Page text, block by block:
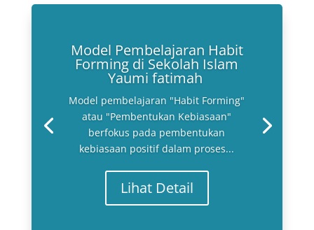
Model Pembelajaran Habit
Forming di Sekolah Islam
Yaumi fatimah
Model pembelajaran "Habit Forming"
atau "Pembentukan Kebiasaan"
berfokus pada pembentukan
kebiasaan positif dalam proses...
Lihat Detail